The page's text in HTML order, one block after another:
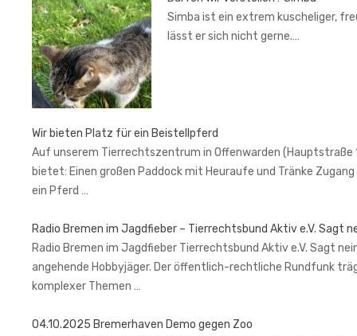
Simba ist ein extrem kuscheliger,
lässt er sich nicht gerne.…
Wir bieten Platz für ein Beistellpferd
Auf unserem Tierrechtszentrum in Offenwarden
bietet: Einen großen Paddock mit Heuraufe und Tränke
ein Pferd …
Radio Bremen im Jagdfieber – Tierrechtsbund Aktiv e.V. Sagt
Radio Bremen im Jagdfieber Tierrechtsbund Aktiv e.V. Sagt
angehende Hobbyjäger. Der öffentlich-rechtliche Rundfunk
komplexer Themen …
04.10.2025 Bremerhaven Demo gegen Zoo